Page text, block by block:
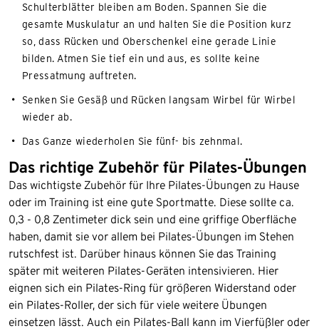
Schulterblätter bleiben am Boden. Spannen Sie die
gesamte Muskulatur an und halten Sie die Position kurz
so, dass Rücken und Oberschenkel eine gerade Linie
bilden. Atmen Sie tief ein und aus, es sollte keine
Pressatmung auftreten.
Senken Sie Gesäß und Rücken langsam Wirbel für Wirbel
wieder ab.
Das Ganze wiederholen Sie fünf- bis zehnmal.
Das richtige Zubehör für Pilates-Übungen
Das wichtigste Zubehör für Ihre Pilates-Übungen zu Hause
oder im Training ist eine gute Sportmatte. Diese sollte ca.
0,3 - 0,8 Zentimeter dick sein und eine griffige Oberfläche
haben, damit sie vor allem bei Pilates-Übungen im Stehen
rutschfest ist. Darüber hinaus können Sie das Training
später mit weiteren Pilates-Geräten intensivieren. Hier
eignen sich ein Pilates-Ring für größeren Widerstand oder
ein Pilates-Roller, der sich für viele weitere Übungen
einsetzen lässt. Auch ein Pilates-Ball kann im Vierfüßler oder